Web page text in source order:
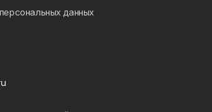
данных